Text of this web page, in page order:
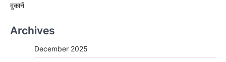
दुकानें
Archives
December 2025